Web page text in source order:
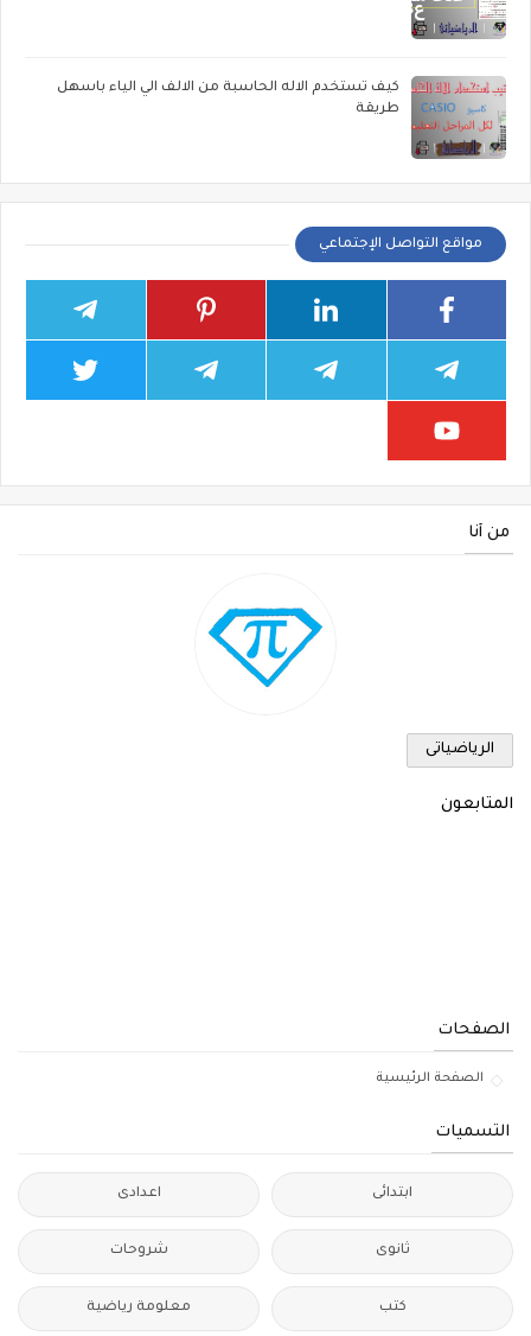
كيف تستخدم الاله الحاسبة من الالف الي الياء باسهل
طريقة
مواقع التواصل الإجتماعي
من أنا
الرياضياتى
المتابعون
الصفحات
الصفحة الرئيسية
التسميات
ابتدائى اعدادى
ثانوى شروحات
كتب معلومة رياضية